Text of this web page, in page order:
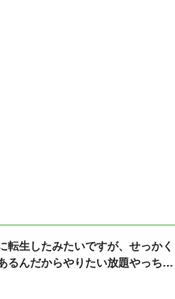
転生したみたいですが、せっかく
るんだからやりたい放題やっちゃ